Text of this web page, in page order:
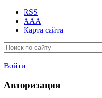
RSS
AAA
Карта сайта
Войти
Авторизация